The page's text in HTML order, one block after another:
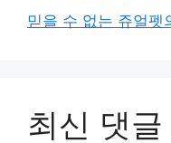
믿을 수 없는 쥬얼펫
최신 댓글